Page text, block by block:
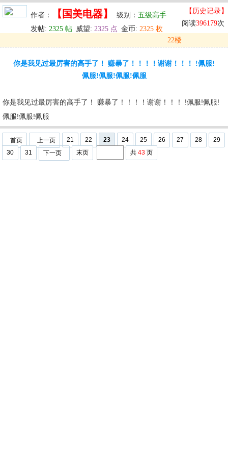
作者： 【国美电器】 级别： 五级高手
发帖: 2325 帖 威望: 2325 点 金币: 2325 枚
【历史记录】
阅读396179次
22楼
回复 u 编辑 u
你是我见过最厉害的高手了！ 赚暴了！！！！谢谢！！！ !佩服!
佩服!佩服!佩服!佩服
你是我见过最厉害的高手了！ 赚暴了！！！！谢谢！！！ !佩服!佩服!
佩服!佩服!佩服
首页 上一页 21 22 23 24 25 26 27 28
29
30
31 下一页 末页 共 43 页